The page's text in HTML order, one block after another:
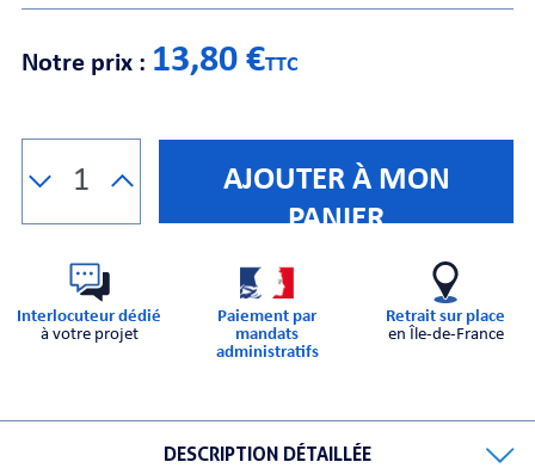
Notre prix : 13,80 €TTC
AJOUTER À MON
PANIER
Interlocuteur dédié
à votre projet
Paiement par
mandats
administratifs
Retrait sur place
en Île-de-France
DESCRIPTION DÉTAILLÉE